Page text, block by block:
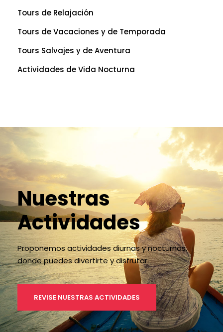
Tours de Relajación
Tours de Vacaciones y de Temporada
Tours Salvajes y de Aventura
Actividades de Vida Nocturna
Nuestras
Actividades
Proponemos actividades diurnas y nocturnas,
donde puedes divertirte y disfrutar.
REVISE NUESTRAS ACTIVIDADES